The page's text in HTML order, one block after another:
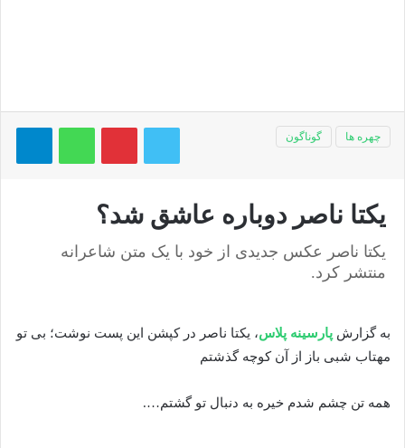
توییتر پینتریستواتس آپ
چهره ها گوناگون
یکتا ناصر دوباره عاشق شد؟
یکتا ناصر عکس جدیدی از خود با یک متن شاعرانه
منتشر کرد.
به گزارش پارسینه پلاس، یکتا ناصر در کپشن این پست نوشت؛ بی تو
مهتاب شبی باز از آن کوچه گذشتم
همه تن چشم شدم خیره به دنبال تو گشتم….